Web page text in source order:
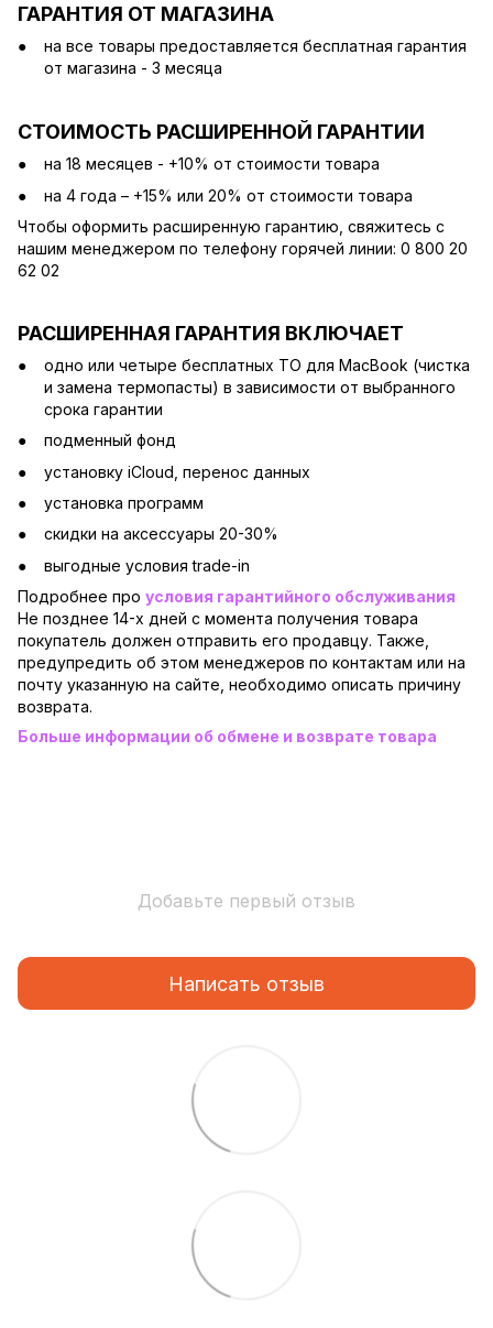
ГАРАНТИЯ ОТ МАГАЗИНА
на все товары предоставляется бесплатная гарантия
от магазина - 3 месяца
СТОИМОСТЬ РАСШИРЕННОЙ ГАРАНТИИ
на 18 месяцев - +10% от стоимости товара
на 4 года – +15% или 20% от стоимости товара
Чтобы оформить расширенную гарантию, свяжитесь с
нашим менеджером по телефону горячей линии: 0 800 20
62 02
РАСШИРЕННАЯ ГАРАНТИЯ ВКЛЮЧАЕТ
одно или четыре бесплатных ТО для MacBook (чистка
и замена термопасты) в зависимости от выбранного
срока гарантии
подменный фонд
установку iCloud, перенос данных
установка программ
скидки на аксессуары 20-30%
выгодные условия trade-in
Подробнее про условия гарантийного обслуживания
Не позднее 14-х дней с момента получения товара
покупатель должен отправить его продавцу. Также,
предупредить об этом менеджеров по контактам или на
почту указанную на сайте, необходимо описать причину
возврата.
Больше информации об обмене и возврате товара
Добавьте первый отзыв
Написать отзыв